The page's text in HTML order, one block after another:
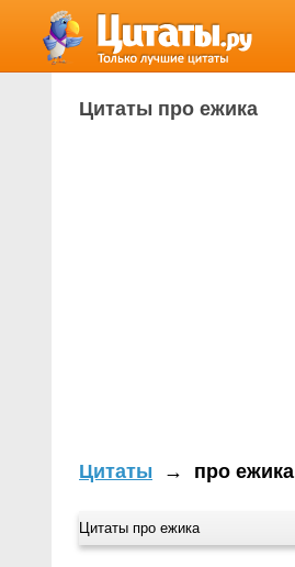
Цитаты про ежика
Цитаты → про ежика
Цитаты про ежика